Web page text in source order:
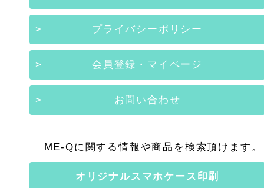
プライバシーポリシー
会員登録・マイページ
お問い合わせ
ME-Qに関する情報や商品を検索頂けます。
オリジナルスマホケース印刷